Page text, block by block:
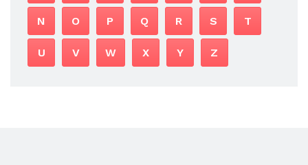
N O P Q R S T
U V W X Y Z